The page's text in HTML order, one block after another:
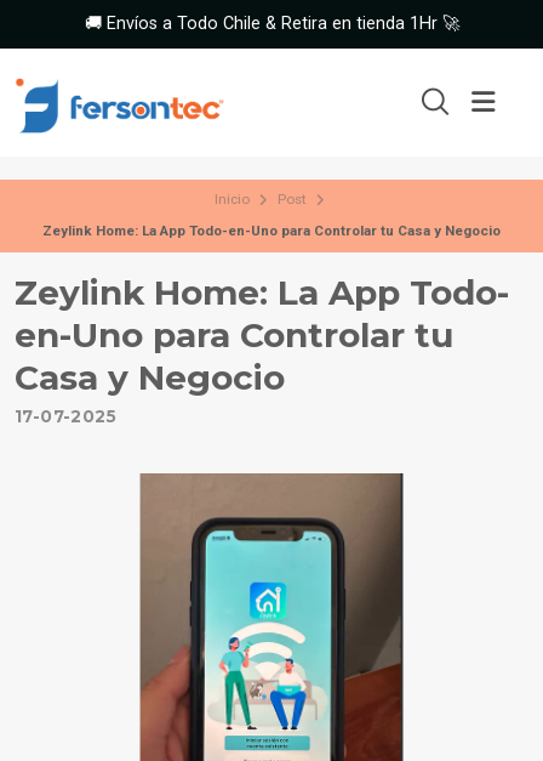
🚚 Envíos a Todo Chile & Retira en tienda 1Hr 🚀
Inicio
Post
Zeylink Home: La App Todo-en-Uno para Controlar tu Casa y Negocio
Zeylink Home: La App Todo-
en-Uno para Controlar tu
Casa y Negocio
17-07-2025